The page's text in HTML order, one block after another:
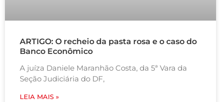
ARTIGO: O recheio da pasta rosa e o caso do
Banco Econômico
A juíza Daniele Maranhão Costa, da 5ª Vara da
Seção Judiciária do DF,
LEIA MAIS »